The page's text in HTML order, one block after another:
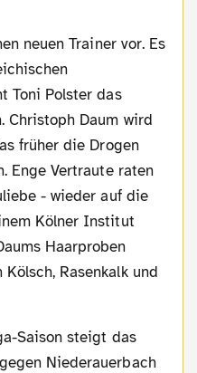
Toni Polster das
Christoph Daum wird
früher die Drogen
Enge Vertraute raten
- wieder auf die
Kölner Institut
Haarproben
Rasenkalk und
Niederauerbach